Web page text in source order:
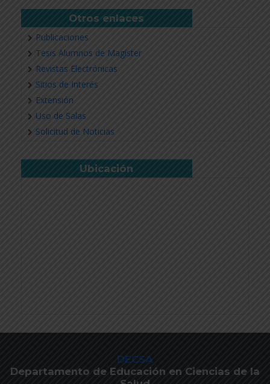
Otros enlaces
Publicaciones
Tesis Alumnos de Magíster
Revistas Electrónicas
Sitios de Interés
Extensión
Uso de Salas
Solicitud de Noticias
Ubicación
DECSA
Departamento de Educación en Ciencias de la